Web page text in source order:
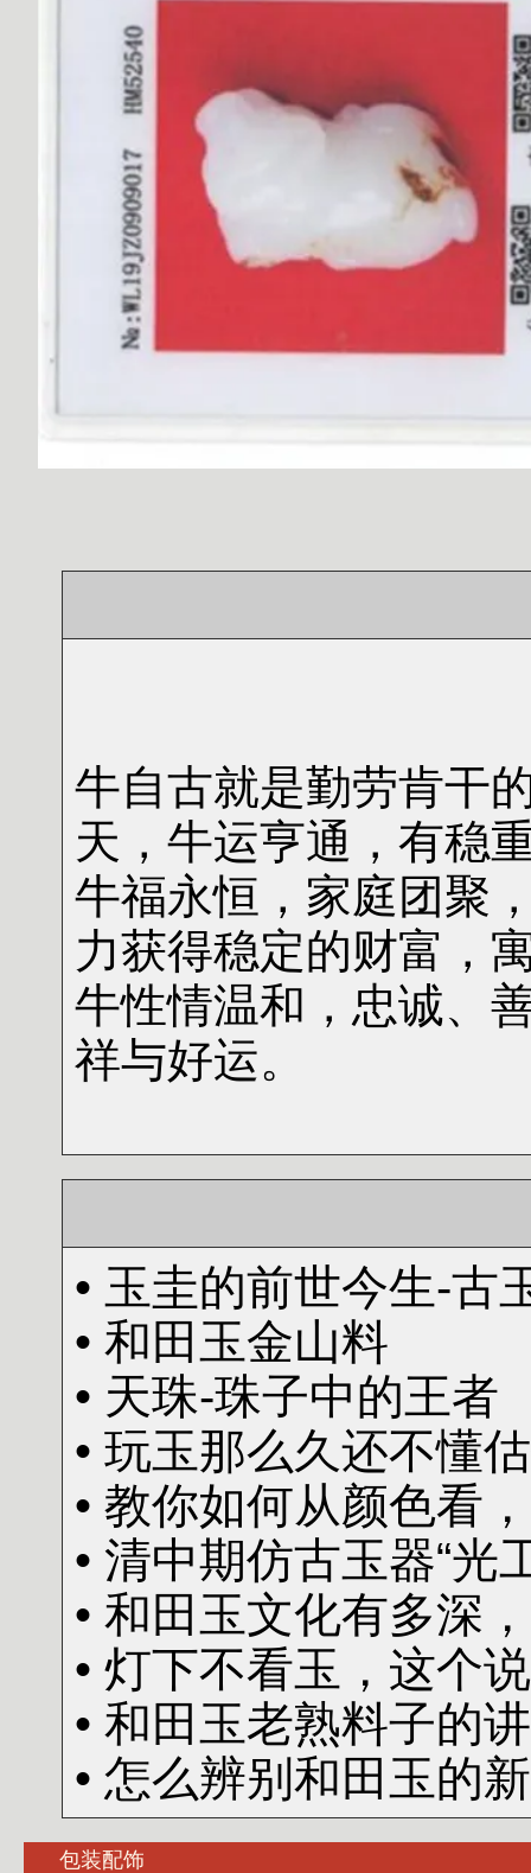
牛自古就是勤劳肯干
天，牛运亨通，有稳
牛福永恒，家庭团聚
力获得稳定的财富，
牛性情温和，忠诚、
祥与好运。
• 玉圭的前世今生-古
• 和田玉金山料
• 天珠-珠子中的王者
• 玩玉那么久还不懂
• 教你如何从颜色看
• 清中期仿古玉器“光
• 和田玉文化有多深
• 灯下不看玉，这个
• 和田玉老熟料子的
• 怎么辨别和田玉的
包装配饰